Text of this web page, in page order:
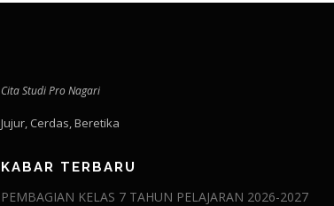
Cita Studi Pro Nagari
Jujur, Cerdas, Beretika
KABAR TERBARU
PEMBAGIAN KELAS 7 TAHUN PELAJARAN 2026-2027